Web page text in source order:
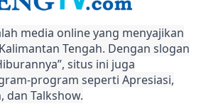
media online yang menyajikan
Tengah. Dengan slogan
situs ini juga
program seperti Apresiasi,
dan Talkshow.